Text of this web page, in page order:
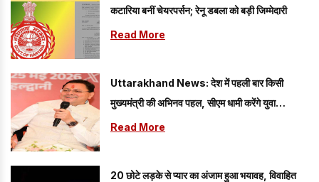
कटारिया बनीं चेयरपर्सन; रेनू डबला को बड़ी जिम्मेदारी
Read More
Uttarakhand News: देश में पहली बार किसी
मुख्यमंत्री की अभिनव पहल, सीएम धामी करेंगे युवा
विद्यार्थियों’ से सीधा संवाद
Read More
20 छोटे लड़के से प्यार का अंजाम हुआ भयावह, विवाहित